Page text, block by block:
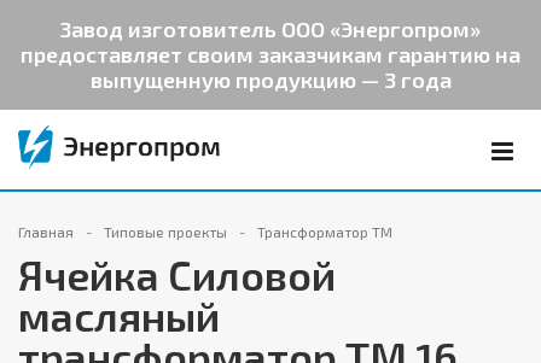
Завод изготовитель ООО «Энергопром»
предоставляет своим заказчикам гарантию на
выпущенную продукцию — 3 года
Главная Типовые проекты Трансформатор ТМ
Ячейка Силовой
масляный